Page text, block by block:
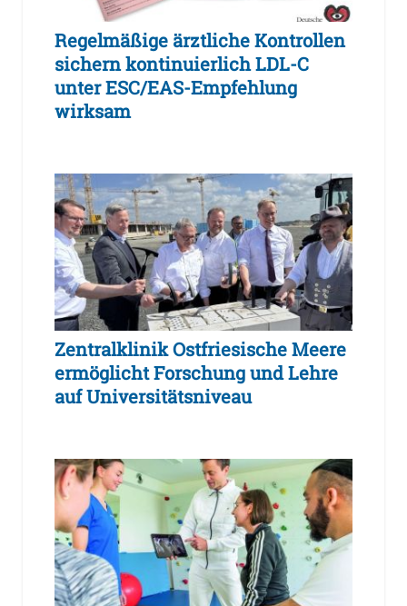
Regelmäßige ärztliche Kontrollen
sichern kontinuierlich LDL-C
unter ESC/EAS-Empfehlung
wirksam
Zentralklinik Ostfriesische Meere
ermöglicht Forschung und Lehre
auf Universitätsniveau